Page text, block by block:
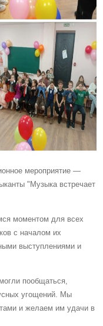
мероприятие —
"Музыка встречает
моментом для всех
с началом их
выступлениями и
пообщаться,
угощений. Мы
и желаем им удачи в